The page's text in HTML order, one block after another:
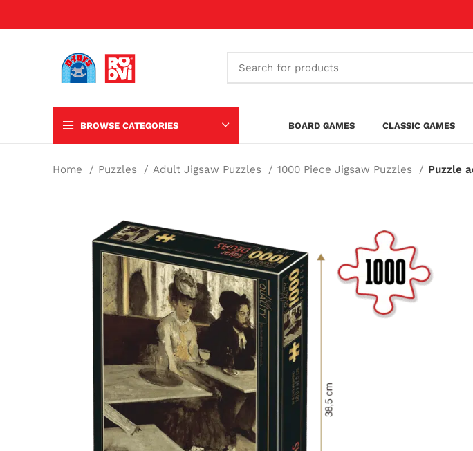
BROWSE CATEGORIES BOARD GAMES CLASSIC GAMES
Home Puzzles Adult Jigsaw Puzzles 1000 Piece Jigsaw Puzzles Puzzle